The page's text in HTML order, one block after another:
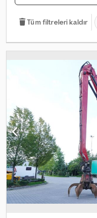
Tüm filtreleri kaldır